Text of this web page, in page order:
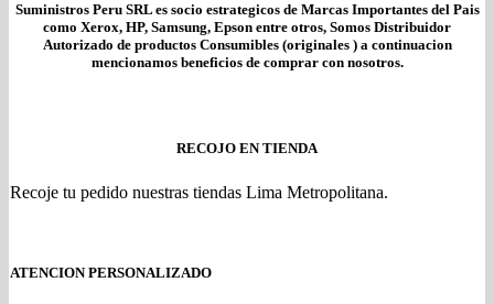
Suministros Peru SRL es socio estrategicos de Marcas Importantes del Pais
como Xerox, HP, Samsung, Epson entre otros, Somos Distribuidor
Autorizado de productos Consumibles (originales ) a continuacion
mencionamos beneficios de comprar con nosotros.
RECOJO EN TIENDA
Recoje tu pedido nuestras tiendas Lima Metropolitana.
ATENCION PERSONALIZADO